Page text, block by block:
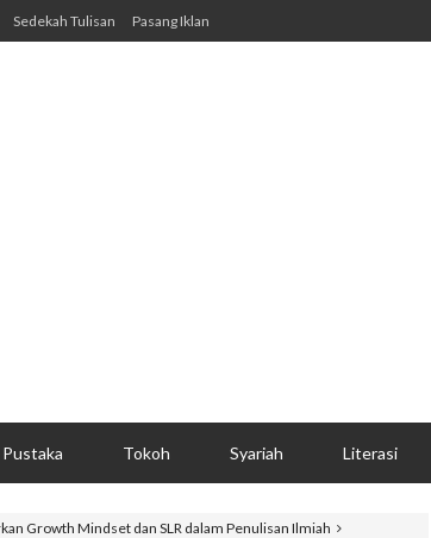
Sedekah Tulisan Pasang Iklan
Pustaka Tokoh Syariah Literasi
Growth Mindset dan SLR dalam Penulisan Ilmiah